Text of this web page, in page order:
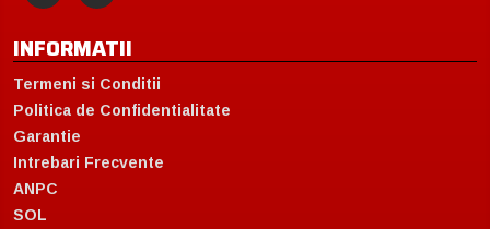
INFORMATII
Termeni si Conditii
Politica de Confidentialitate
Garantie
Intrebari Frecvente
ANPC
SOL